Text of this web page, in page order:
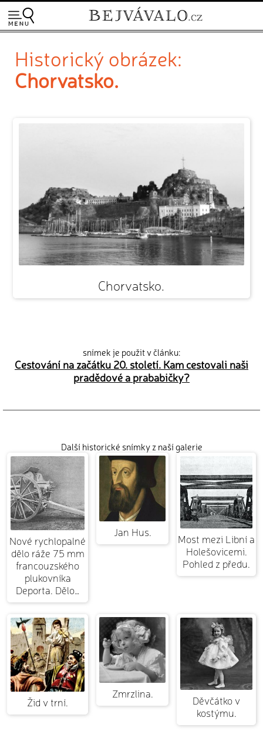
Historický obrázek:
Chorvatsko.
Chorvatsko.
snímek je použit v článku:
Cestování na začátku 20. století. Kam cestovali naši
pradědové a prababičky?
Další historické snímky z naší galerie
Nové rychlopalné
dělo ráže 75 mm
francouzského
plukovníka
Deporta. Dělo…
Jan Hus.
Most mezi Libní a
Holešovicemi.
Pohled z předu.
Žid v trní.
Zmrzlina.
Děvčátko v
kostýmu.